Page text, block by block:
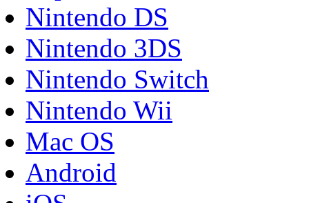
Nintendo DS
Nintendo 3DS
Nintendo Switch
Nintendo Wii
Mac OS
Android